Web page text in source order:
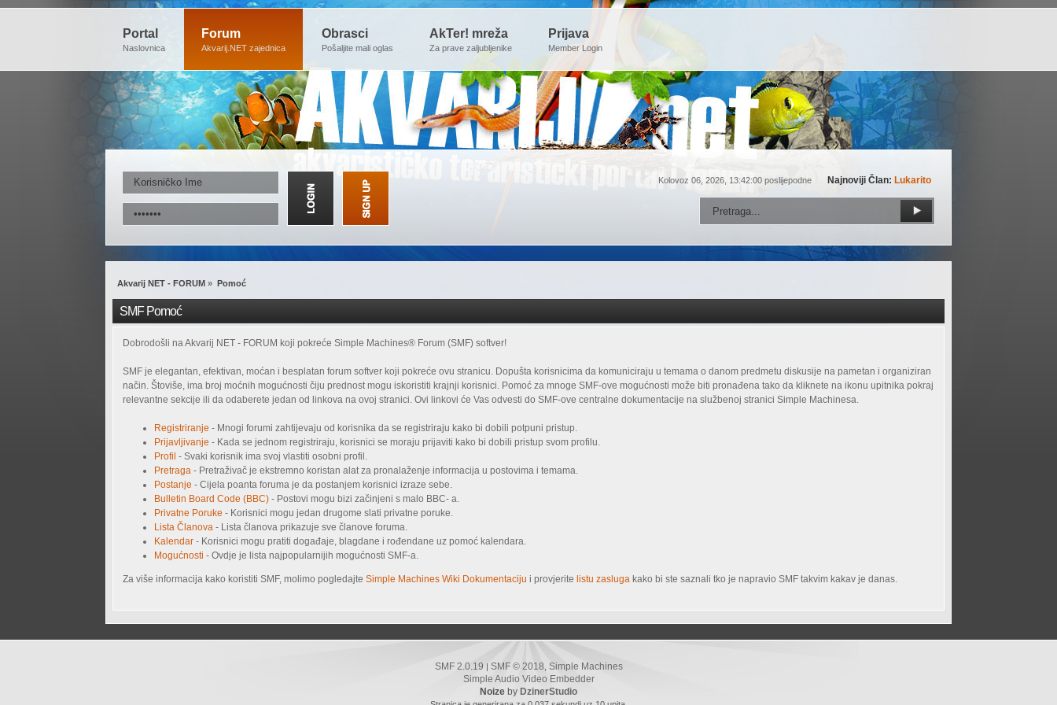
Portal
Naslovnica
Forum
Akvarij.NET zajednica
Obrasci
Pošaljite mali oglas
AkTer! mreža
Za prave zaljubljenike
Prijava
Member Login
Kolovoz 06, 2026, 13:42:00 poslijepodne Najnoviji Član: Lukarito
Akvarij NET - FORUM » Pomoć
SMF Pomoć
Dobrodošli na Akvarij NET - FORUM koji pokreće Simple Machines® Forum (SMF) softver!
SMF je elegantan, efektivan, moćan i besplatan forum softver koji pokreće ovu stranicu. Dopušta korisnicima da komuniciraju u temama o danom predmetu diskusije na pametan i organiziran
način. Štoviše, ima broj moćnih mogućnosti čiju prednost mogu iskoristiti krajnji korisnici. Pomoć za mnoge SMF-ove mogućnosti može biti pronađena tako da kliknete na ikonu upitnika pokraj
relevantne sekcije ili da odaberete jedan od linkova na ovoj stranici. Ovi linkovi će Vas odvesti do SMF-ove centralne dokumentacije na službenoj stranici Simple Machinesa.
Registriranje - Mnogi forumi zahtijevaju od korisnika da se registriraju kako bi dobili potpuni pristup.
Prijavljivanje - Kada se jednom registriraju, korisnici se moraju prijaviti kako bi dobili pristup svom profilu.
Profil - Svaki korisnik ima svoj vlastiti osobni profil.
Pretraga - Pretraživač je ekstremno koristan alat za pronalaženje informacija u postovima i temama.
Postanje - Cijela poanta foruma je da postanjem korisnici izraze sebe.
Bulletin Board Code (BBC) - Postovi mogu bizi začinjeni s malo BBC- a.
Privatne Poruke - Korisnici mogu jedan drugome slati privatne poruke.
Lista Članova - Lista članova prikazuje sve članove foruma.
Kalendar - Korisnici mogu pratiti događaje, blagdane i rođendane uz pomoć kalendara.
Mogućnosti - Ovdje je lista najpopularnijih mogućnosti SMF-a.
Za više informacija kako koristiti SMF, molimo pogledajteSimple Machines Wiki Dokumentaciju i provjeritelistu zasluga kako bi ste saznali tko je napravio SMF takvim kakav je danas.
SMF 2.0.19 | SMF © 2018 Simple Machines
Simple Audio Video Embedder
Noize by DzinerStudio